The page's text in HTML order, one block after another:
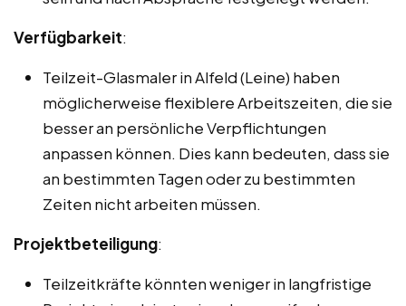
Verfügbarkeit:
Teilzeit-Glasmaler in Alfeld (Leine) haben
möglicherweise flexiblere Arbeitszeiten, die sie
besser an persönliche Verpflichtungen
anpassen können. Dies kann bedeuten, dass sie
an bestimmten Tagen oder zu bestimmten
Zeiten nicht arbeiten müssen.
Projektbeteiligung:
Teilzeitkräfte könnten weniger in langfristige